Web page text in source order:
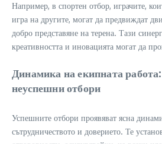
Например, в спортен отбор, играчите,
игра на другите, могат да предвиждат
добро представяне на терена. Тази
креативността и иновацията могат да
Динамика на екипната
неуспешни отбори
Успешните отбори проявяват ясна
сътрудничеството и доверието. Те